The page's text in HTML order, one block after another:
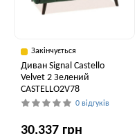
Закінчується
Диван Signal Castello
Velvet 2 Зелений
CASTELLO2V78
0 відгуків
30,337 грн